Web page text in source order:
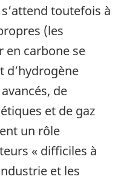
toutefois à
(les
en carbone se
d’hydrogène
de
et de gaz
un rôle
« difficiles à
et les